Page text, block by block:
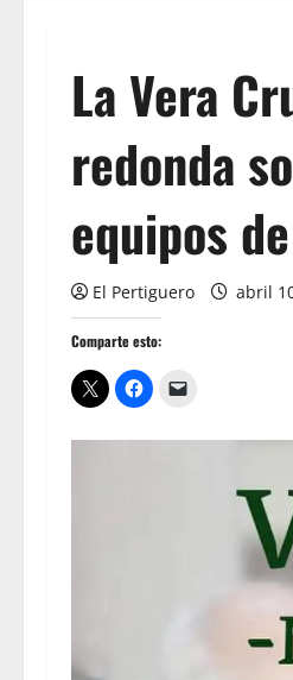
La Vera
redonda
equipos
El Pertiguero abril
Comparte esto: